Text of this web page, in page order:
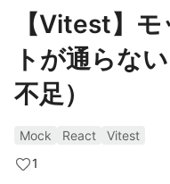
【Vitest】
トが通らな
不足）
Mock React
Vitest
1